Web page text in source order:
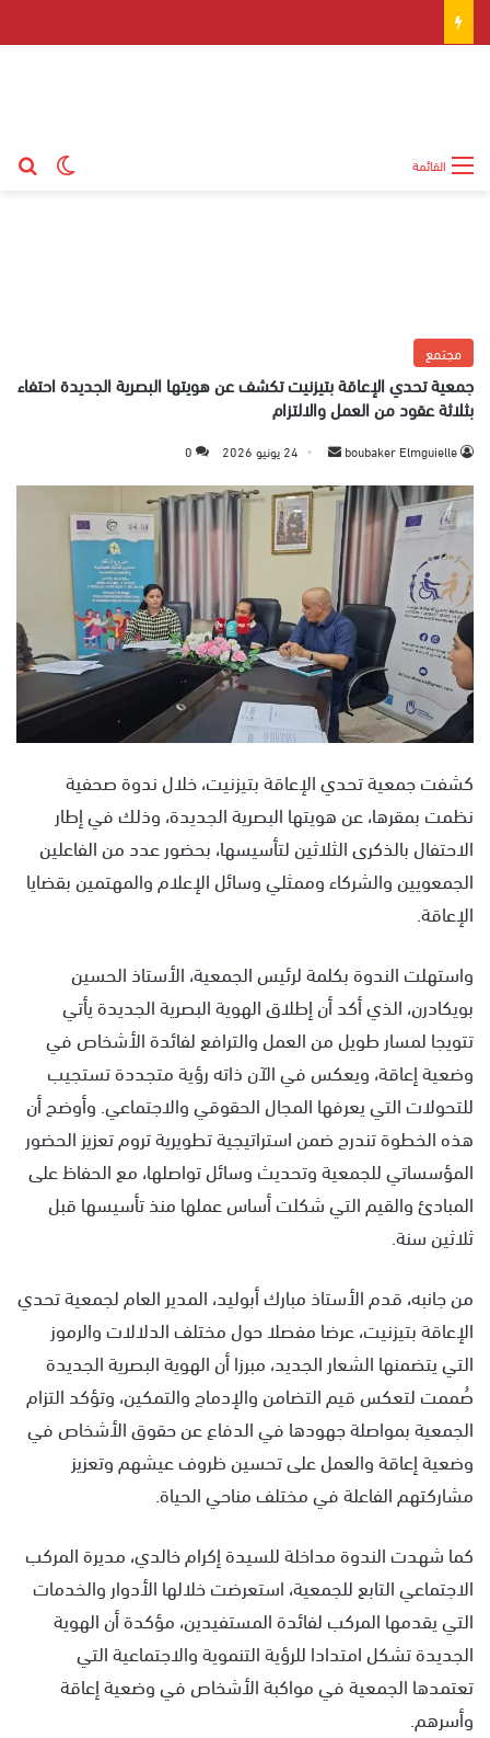
القائمة
مجتمع
جمعية تحدي الإعاقة بتيزنيت تكشف عن هويتها البصرية الجديدة احتفاء
بثلاثة عقود من العمل والالتزام
boubaker Elmguielle
س
ر
ي
د
ا
ل
ك
ر
و
24 يونيو 2026 0
كشفت جمعية تحدي الإعاقة بتيزنيت، خلال ندوة صحفية
نظمت بمقرها، عن هويتها البصرية الجديدة، وذلك في إطار
الاحتفال بالذكرى الثلاثين لتأسيسها، بحضور عدد من الفاعلين
الجمعويين والشركاء وممثلي وسائل الإعلام والمهتمين بقضايا
الإعاقة.
واستهلت الندوة بكلمة لرئيس الجمعية، الأستاذ الحسين
بويكادرن، الذي أكد أن إطلاق الهوية البصرية الجديدة يأتي
تتويجا لمسار طويل من العمل والترافع لفائدة الأشخاص في
وضعية إعاقة، ويعكس في الآن ذاته رؤية متجددة تستجيب
للتحولات التي يعرفها المجال الحقوقي والاجتماعي. وأوضح أن
هذه الخطوة تندرج ضمن استراتيجية تطويرية تروم تعزيز الحضور
المؤسساتي للجمعية وتحديث وسائل تواصلها، مع الحفاظ على
المبادئ والقيم التي شكلت أساس عملها منذ تأسيسها قبل
ثلاثين سنة.
من جانبه، قدم الأستاذ مبارك أبوليد، المدير العام لجمعية تحدي
الإعاقة بتيزنيت، عرضا مفصلا حول مختلف الدلالات والرموز
التي يتضمنها الشعار الجديد، مبرزا أن الهوية البصرية الجديدة
صُممت لتعكس قيم التضامن والإدماج والتمكين، وتؤكد التزام
الجمعية بمواصلة جهودها في الدفاع عن حقوق الأشخاص في
وضعية إعاقة والعمل على تحسين ظروف عيشهم وتعزيز
مشاركتهم الفاعلة في مختلف مناحي الحياة.
كما شهدت الندوة مداخلة للسيدة إكرام خالدي، مديرة المركب
الاجتماعي التابع للجمعية، استعرضت خلالها الأدوار والخدمات
التي يقدمها المركب لفائدة المستفيدين، مؤكدة أن الهوية
الجديدة تشكل امتدادا للرؤية التنموية والاجتماعية التي
تعتمدها الجمعية في مواكبة الأشخاص في وضعية إعاقة
وأسرهم.